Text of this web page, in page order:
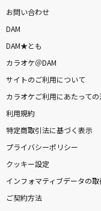
PRIDE(アニメバー
HIGH and MIGHTY COLOR
[生音]愛なんて嘘
Laughing Hick
高嶺の花子さん
イチバン星が駆け
ナリタトップロード(CV.中
お問い合わせ
DAM
DAM★とも
カラオケ＠DAM
サイトのご利用について
カラオケご利用にあたって
利用規約
特定商取引法に基づく表示
プライバシーポリシー
クッキー設定
インフォマティブデータの取
ご契約方法